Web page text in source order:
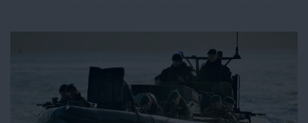
Jean-Claude Juncker; incompetente sucede a
incompetente. A von der Leyen, porém, reconhecem-se
as características essenciais para chegar ao topo da
burocracia da União Europeia: odeia a Rússia, adora a
NATO, ama Washington.